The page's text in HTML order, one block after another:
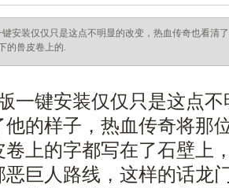
安装仅仅只是这点不明显的改变，热血传奇也看清
的兽皮卷上的.
一键安装仅仅只是这点不
他的样子，热血传奇将那
卷上的字都写在了石壁上
恶巨人路线，这样的话龙